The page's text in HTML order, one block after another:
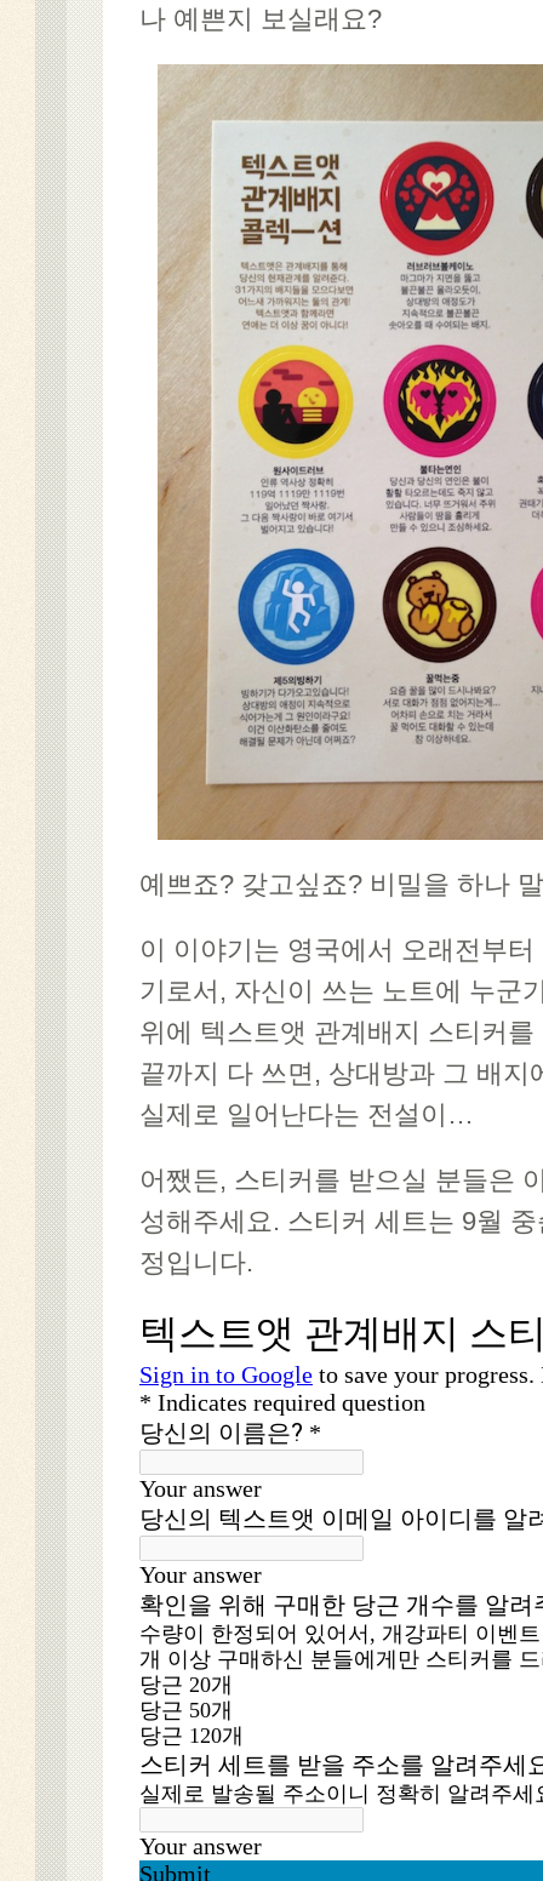
나 예쁜지 보실래요?
예쁘죠? 갖고싶죠? 비밀을 하나
이 이야기는 영국에서 오래전부
기로서, 자신이 쓰는 노트에 누군
위에 텍스트앳 관계배지 스티커
끝까지 다 쓰면, 상대방과 그 배지
실제로 일어난다는 전설이…
어쨌든, 스티커를 받으실 분들은
성해주세요. 스티커 세트는 9월
정입니다.